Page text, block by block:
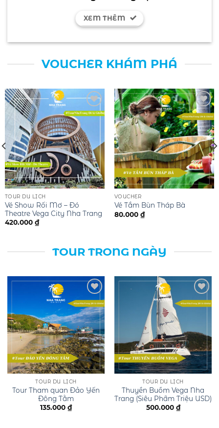
XEM THÊM
VOUCHER KHÁM PHÁ
Add to
wishlist
TOUR DU LỊCH
Vé Show Rối Mơ – Đó
Theatre Vega City Nha Trang
420.000 ₫
Add to
wishlist
VOUCHER
Vé Tắm Bùn Tháp Bà
80.000 ₫
TOUR TRONG NGÀY
Add to
wishlist
TOUR DU LỊCH
Tour Tham quan Đảo Yến
Đông Tằm
135.000 ₫
Add to
wishlist
TOUR DU LỊCH
Thuyền Buồm Vega Nha
Trang (Siêu Phẩm Triệu USD)
500.000 ₫